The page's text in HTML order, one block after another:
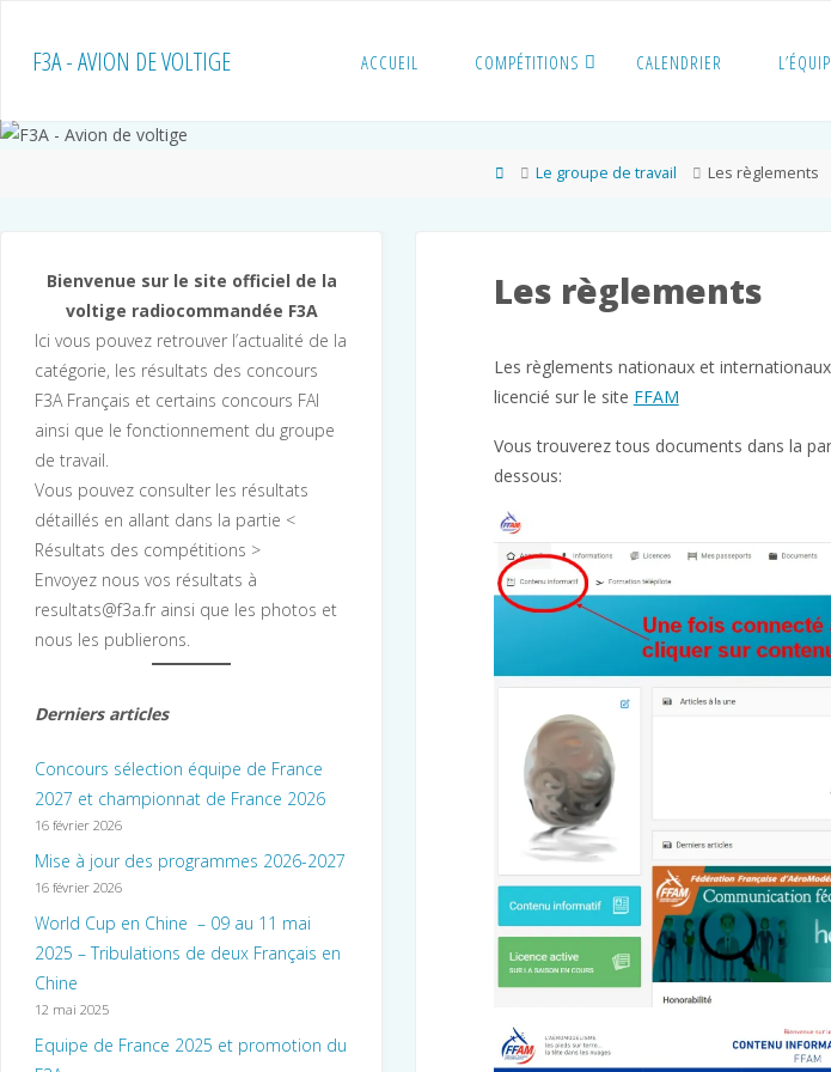
contentF3A - AVION DE VOLTIGE ACCUEIL COMPÉTITIONS CALENDRIER
HomeLe groupe de travail Les règlements
Les règlements
Les règlements nationaux et
licencié sur le site FFAM
Vous trouverez tous documents dans la
dessous:
Bienvenue sur le site officiel de la
voltige radiocommandée F3A
Ici vous pouvez retrouver l’actualité de la
catégorie, les résultats des concours
F3A Français et certains concours FAI
ainsi que le fonctionnement du groupe
de travail.
Vous pouvez consulter les résultats
détaillés en allant dans la partie <
Résultats des compétitions >
Envoyez nous vos résultats à
resultats@f3a.fr ainsi que les photos et
nous les publierons.
Derniers articles
Concours sélection équipe de France
2027 et championnat de France 2026
16 février 2026
Mise à jour des programmes 2026-2027
16 février 2026
World Cup en Chine – 09 au 11 mai
2025 – Tribulations de deux Français en
Chine
12 mai 2025
Equipe de France 2025 et promotion du